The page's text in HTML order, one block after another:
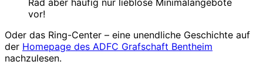
vor!
Oder das Ring-Center – eine unendliche Geschichte auf
der Homepage des ADFC Grafschaft Bentheim
nachzulesen.